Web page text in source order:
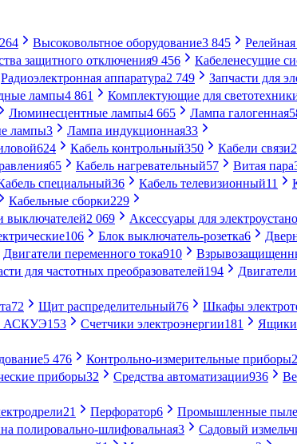
Высоковольтное оборудование3 845
защитного отключения9 456 Кабеленесущие
Радиоэлектронная аппаратура2 749 Запчасти для
лампы4 861 Комплектующие для
Люминесцентные лампы4 665 Лампа галогенная
лампы3 Лампа индукционная33
624 Кабель контрольный350 Кабели связи
65 Кабель нагревательный57 Витая пара
специальный36 Кабель телевизионный11
Кабельные сборки229
выключателей2 069 Аксессуары для
106 Блок выключатель-розетка6
Двигатели переменного тока910
для частотных преобразователей194
72 Щит распределительный76 Шкафы
АСКУЭ153 Счетчики электроэнергии181 Ящики
5 476 Контрольно-измерительные приборы
приборы32 Средства автоматизации936
21 Перфоратор6 Промышленные
полировально-шлифовальная3 Садовый